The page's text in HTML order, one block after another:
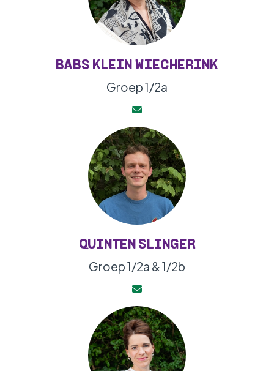
BABS KLEIN WIECHERINK
Groep 1/2a
QUINTEN SLINGER
Groep 1/2a & 1/2b